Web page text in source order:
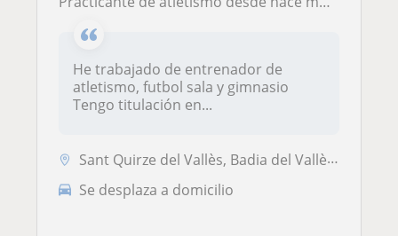
He trabajado de entrenador de
atletismo, futbol sala y gimnasio
Tengo titulación en...
Sant Quirze del Vallès, Badia del Vallès, Cerdanyola-Bellaterra, Sabad...
Se desplaza a domicilio